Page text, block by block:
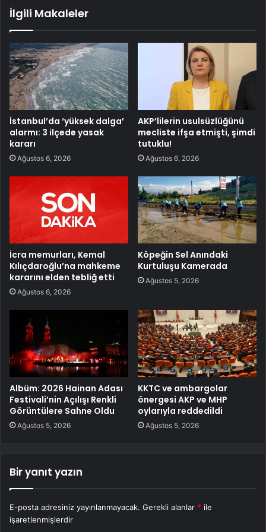
İlgili Makaleler
İstanbul’da ‘yüksek dalga’
alarmı: 3 ilçede yasak
kararı
Ağustos 6, 2026
AKP’lilerin usulsüzlüğünü
mecliste ifşa etmişti, şimdi
tutuklu!
Ağustos 6, 2026
İcra memurları, Kemal
Kılıçdaroğlu’na mahkeme
kararını elden tebliğ etti
Ağustos 6, 2026
Köpeğin Sel Anındaki
Kurtuluşu Kamerada
Ağustos 5, 2026
Albüm: 2026 Hainan Adası
Festivali’nin Açılışı Renkli
Görüntülere Sahne Oldu
Ağustos 5, 2026
KKTC ve ambargolar
önergesi AKP ve MHP
oylarıyla reddedildi
Ağustos 5, 2026
Bir yanıt yazın
E-posta adresiniz yayınlanmayacak. Gerekli alanlar * ile
işaretlenmişlerdir